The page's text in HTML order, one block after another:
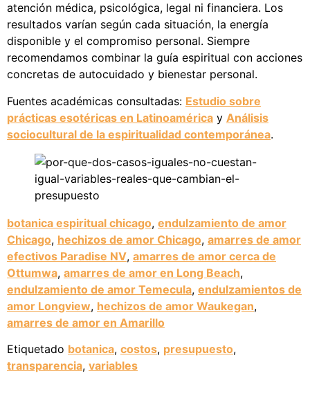
atención médica, psicológica, legal ni financiera. Los
resultados varían según cada situación, la energía
disponible y el compromiso personal. Siempre
recomendamos combinar la guía espiritual con acciones
concretas de autocuidado y bienestar personal.
Fuentes académicas consultadas: Estudio sobre
prácticas esotéricas en Latinoamérica y Análisis
sociocultural de la espiritualidad contemporánea.
botanica espiritual chicago, endulzamiento de amor
Chicago, hechizos de amor Chicago, amarres de amor
efectivos Paradise NV, amarres de amor cerca de
Ottumwa, amarres de amor en Long Beach,
endulzamiento de amor Temecula, endulzamientos de
amor Longview, hechizos de amor Waukegan,
amarres de amor en Amarillo
Etiquetado botanica, costos, presupuesto,
transparencia, variables